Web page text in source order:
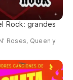
Rock: grandes
Roses, Queen y